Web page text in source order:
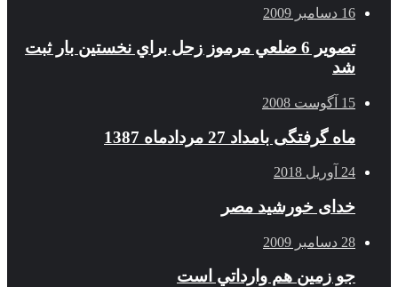
16 دسامبر 2009
تصوير 6 ضلعي مرموز زحل براي نخستين بار ثبت
شد
15 آگوست 2008
ماه گرفتگی بامداد 27 مردادماه 1387
24 آوریل 2018
خدای خورشید مصر
28 دسامبر 2009
جو زمين هم وارداتي است